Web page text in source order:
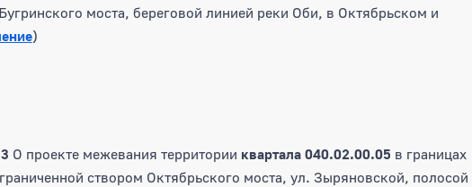
моста, береговой линией реки Оби, в Октябрьском и
)
О проекте межевания территории квартала 040.02.00.05 в границах
створом Октябрьского моста, ул. Зыряновской, полосой